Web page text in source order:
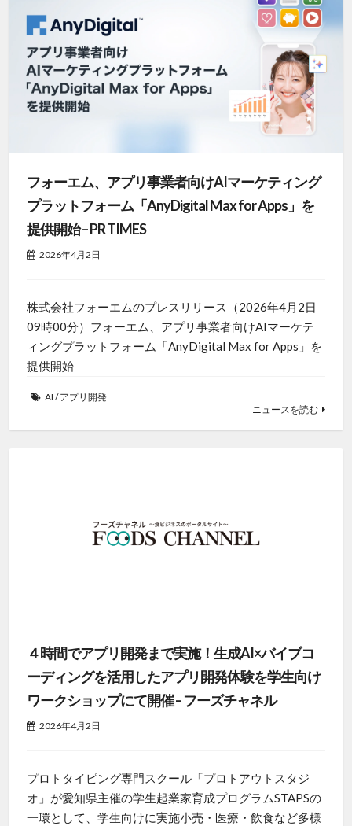
フォーエム、アプリ事業者向けAIマーケティング
プラットフォーム「AnyDigital Max for Apps」を
提供開始 – PR TIMES
2026年4月2日
株式会社フォーエムのプレスリリース（2026年4月2日
09時00分）フォーエム、アプリ事業者向けAIマーケテ
ィングプラットフォーム「AnyDigital Max for Apps」を
提供開始
AI /アプリ開発
ニュースを読む
４時間でアプリ開発まで実施！生成AI×バイブコ
ーディングを活用したアプリ開発体験を学生向け
ワークショップにて開催 – フーズチャネル
2026年4月2日
プロトタイピング専門スクール「プロトアウトスタジ
オ」が愛知県主催の学生起業家育成プログラムSTAPSの
一環として、学生向けに実施小売・医療・飲食など多様